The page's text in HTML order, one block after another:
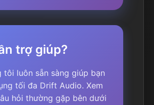
trợ giúp?
tôi luôn sẵn sàng giúp bạn
tối đa Drift Audio. Xem
hỏi thường gặp bên dưới